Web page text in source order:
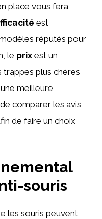
place vous fera
est
réputés pour
le prix est un
trappes plus chères
meilleure
comparer les avis
de faire un choix
souris
les souris peuvent